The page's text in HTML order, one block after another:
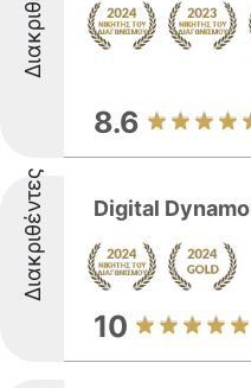
8.6
Διακριθέντες Digital Dynamo
10